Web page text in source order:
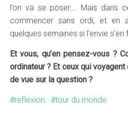
l’on va se poser…. Mais dans
commencer sans ordi, et en
quelques semaines si l’envie
Et vous, qu’en pensez-vous ?
ordinateur ? Et ceux qui
de vue sur la question ?
reflexion tour du monde